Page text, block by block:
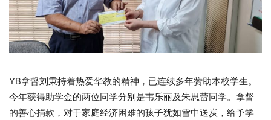
YB拿督刘秉持着热爱华教的精神，已连续多年赞助本校学生。
今年获得助学金的两位同学分别是韦乐丽及朱思蕾同学。拿督
的善心捐款，对于家庭经济困难的孩子犹如雪中送炭，给予学